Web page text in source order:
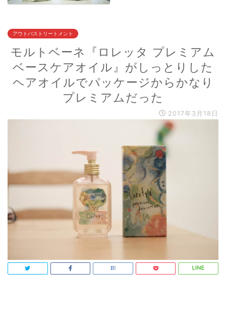
アウトバストリートメント
モルトベーネ『ロレッタ プレミアム
ベースケアオイル』がしっとりした
ヘアオイルでパッケージからかなり
プレミアムだった
2017年3月18日